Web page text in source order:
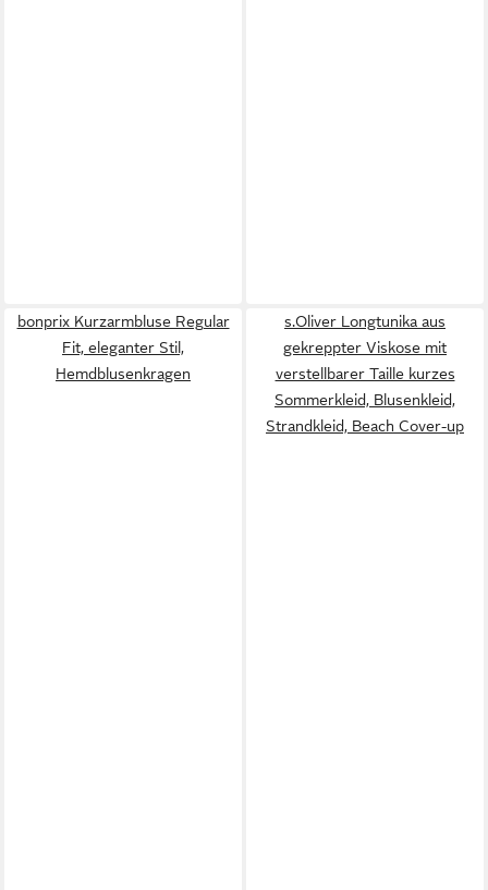
bonprix Kurzarmbluse Regular
Fit, eleganter Stil,
Hemdblusenkragen
s.Oliver Longtunika aus
gekreppter Viskose mit
verstellbarer Taille kurzes
Sommerkleid, Blusenkleid,
Strandkleid, Beach Cover-up